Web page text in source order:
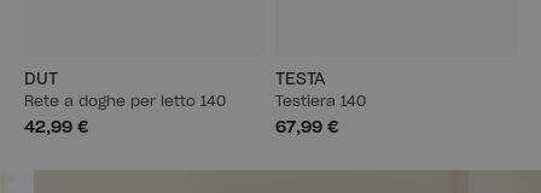
DUT
Rete a doghe per letto 140
42,99 €
TESTA
Testiera 140
67,99 €